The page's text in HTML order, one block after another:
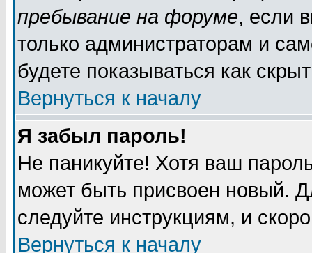
пребывание на форуме, если
только администраторам и
будете показываться как
Вернуться к началу
Я забыл пароль!
Не паникуйте! Хотя ваш
может быть присвоен новый.
следуйте инструкциям, и
Вернуться к началу